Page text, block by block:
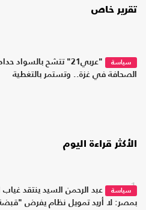
تقرير خاص
سياسة
"عربي21" تتشح بالسواد
الصحافة في غزة.. وتستمر بالتغطية
الأكثر قراءة اليوم
1سياسة
عبد الرحمن السيد ينتقد غياب
بمصر: لا أريد تمويل نظام يفرض